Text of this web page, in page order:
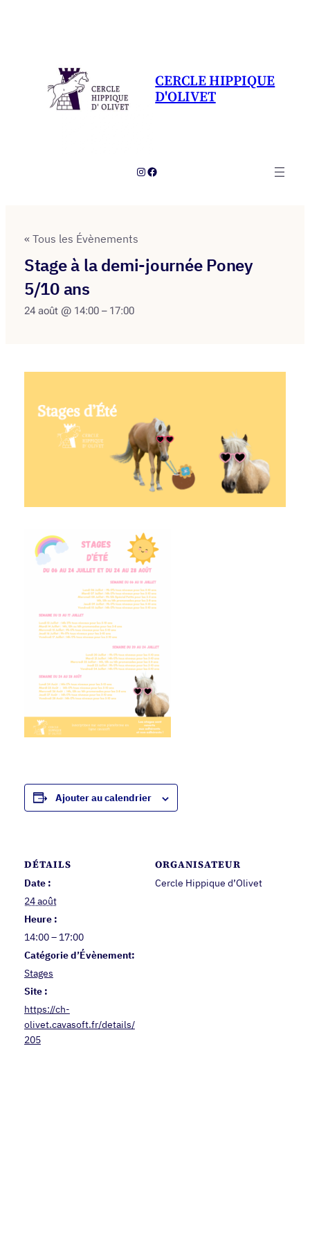
CERCLE HIPPIQUE
D'OLIVET
Instagram
Facebook
« Tous les Évènements
Stage à la demi-journée Poney
5/10 ans
24 août @ 14:00– 17:00
Ajouter au calendrier
DÉTAILS
Date :
24 août
Heure :
14:00 – 17:00
Catégorie d’Évènement:
Stages
Site :
https://ch-
olivet.cavasoft.fr/details/
205
ORGANISATEUR
Cercle Hippique d’Olivet